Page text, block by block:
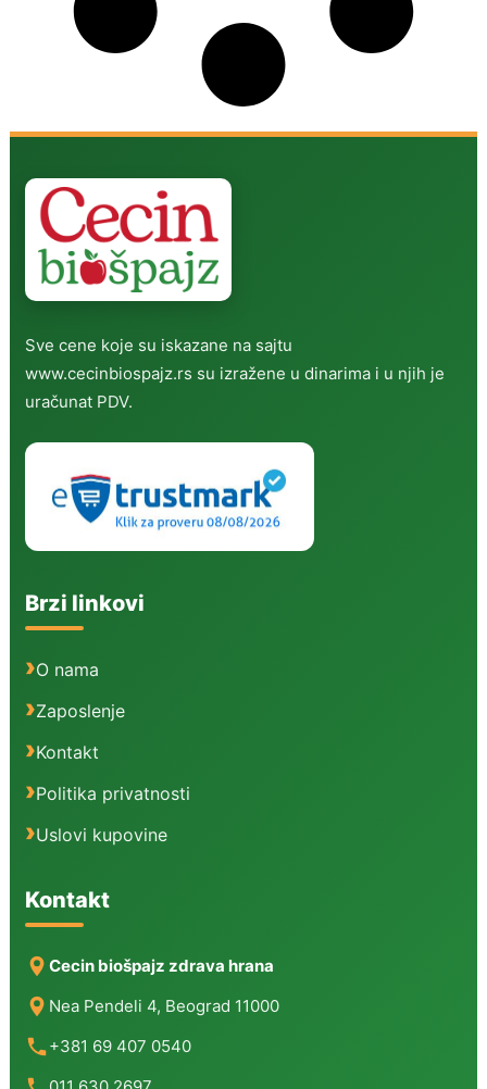
Sve cene koje su iskazane na sajtu
www.cecinbiospajz.rs su izražene u dinarima i u njih je
uračunat PDV.
Brzi linkovi
O nama
Zaposlenje
Kontakt
Politika privatnosti
Uslovi kupovine
Kontakt
Cecin biošpajz zdrava hrana
Nea Pendeli 4, Beograd 11000
+381 69 407 0540